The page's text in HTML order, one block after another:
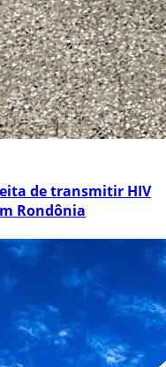
de transmitir HIV
Rondônia